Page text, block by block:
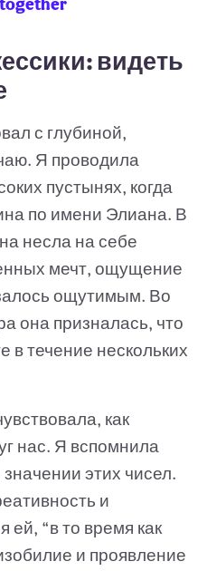
видеть
с глубиной,
Я проводила
пустынях, когда
по имени Элиана. В
несла на себе
мечт, ощущение
ощутимым. Во
она призналась, что
в течение нескольких
как
нас. Я вспомнила
этих чисел.
и
ей, “в то время как
и проявление